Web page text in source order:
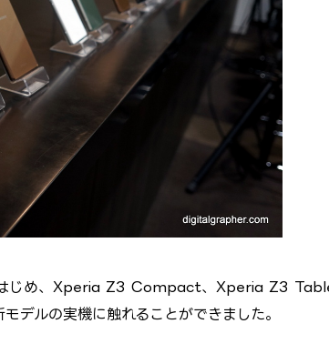
はじめ、Xperia Z3 Compact、Xperia Z3
ルの実機に触れることができました。